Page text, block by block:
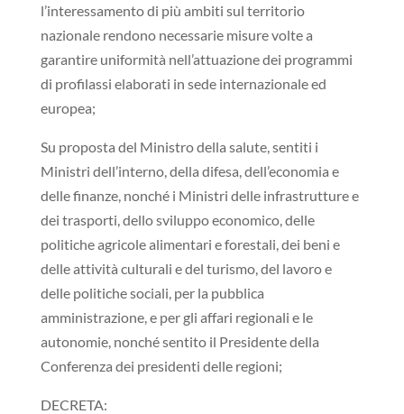
l’interessamento di più ambiti sul territorio
nazionale rendono necessarie misure volte a
garantire uniformità nell’attuazione dei programmi
di profilassi elaborati in sede internazionale ed
europea;
Su proposta del Ministro della salute, sentiti i
Ministri dell’interno, della difesa, dell’economia e
delle finanze, nonché i Ministri delle infrastrutture e
dei trasporti, dello sviluppo economico, delle
politiche agricole alimentari e forestali, dei beni e
delle attività culturali e del turismo, del lavoro e
delle politiche sociali, per la pubblica
amministrazione, e per gli affari regionali e le
autonomie, nonché sentito il Presidente della
Conferenza dei presidenti delle regioni;
DECRETA: